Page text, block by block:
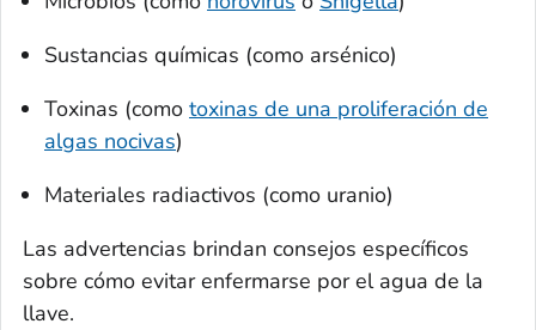
Sustancias químicas (como arsénico)
Toxinas (como toxinas de una proliferación de
algas nocivas)
Materiales radiactivos (como uranio)
Las advertencias brindan consejos específicos
sobre cómo evitar enfermarse por el agua de la
llave.